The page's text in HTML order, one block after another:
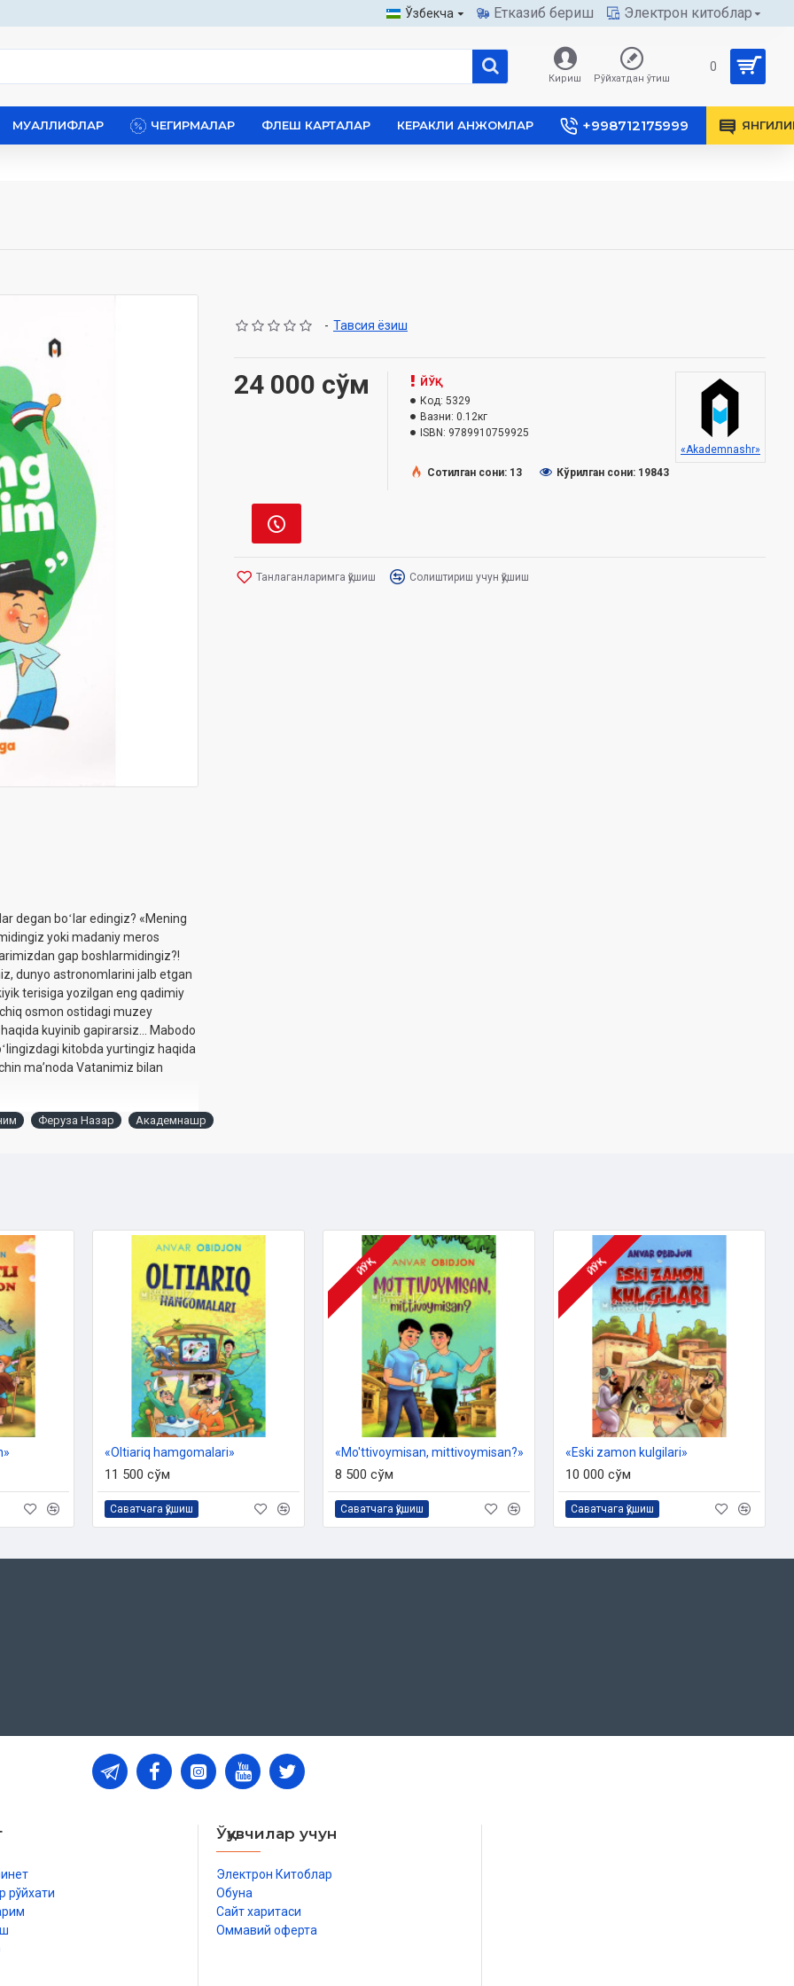
Ўзбекча Етказиб бериш Электрон китоблар
Кириш Рўйхатдан ўтиш
0
МУАЛЛИФЛАР ЧЕГИРМАЛАР ФЛЕШ КАРТАЛАР КЕРАКЛИ АНЖОМЛАР +998712175999
degan boʻlar edingiz? «Mening
yoki madaniy meros
gap boshlarmidingiz?!
dunyo astronomlarini jalb etgan
terisiga yozilgan eng qadimiy
osmon ostidagi muzey
kuyinib gapirarsiz... Mabodo
kitobda yurtingiz haqida
maʼnoda Vatanimiz bilan
- Тавсия ёзиш
24 000 сўм
ЙЎҚ
Код: 5329
Вазни: 0.12кг
ISBN: 9789910759925
«Akademnashr»
Сотилган сони: 13
Кўрилган сони: 19843
Танлаганларимга қўшиш Солиштириш учун қўшиш
Феруза Назар Академнашр
«Oltiariq hamgomalari»
11 500 сўм
Саватчага қўшиш
ЙЎҚ
«Mo'ttivoymisan, mittivoymisan?»
8 500 сўм
Саватчага қўшиш
ЙЎҚ
«Eski zamon kulgilari»
10 000 сўм
Саватчага қўшиш
рўйхати
Ўқувчилар учун
Электрон Китоблар
Обуна
Сайт харитаси
Оммавий оферта